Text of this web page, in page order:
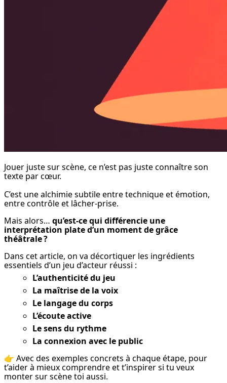
Jouer juste sur scène, ce n’est pas juste connaître son
texte par cœur.
C’est une alchimie subtile entre technique et émotion,
entre contrôle et lâcher-prise.
Mais alors… qu’est-ce qui différencie une
interprétation plate d’un moment de grâce
théâtrale ?
Dans cet article, on va décortiquer les ingrédients
essentiels d’un jeu d’acteur réussi :
L’authenticité du jeu
La maîtrise de la voix
Le langage du corps
L’écoute active
Le sens du rythme
La connexion avec le public
👉 Avec des exemples concrets à chaque étape, pour
t’aider à mieux comprendre et t’inspirer si tu veux
monter sur scène toi aussi.